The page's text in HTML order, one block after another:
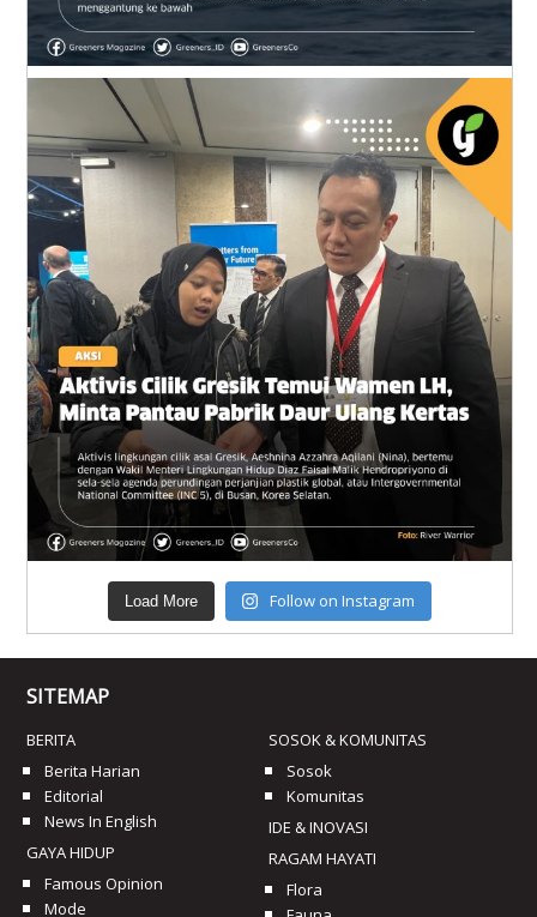
Load More Follow on Instagram
SITEMAP
BERITA
Berita Harian
Editorial
News In English
GAYA HIDUP
Famous Opinion
Mode
SOSOK & KOMUNITAS
Sosok
Komunitas
IDE & INOVASI
RAGAM HAYATI
Flora